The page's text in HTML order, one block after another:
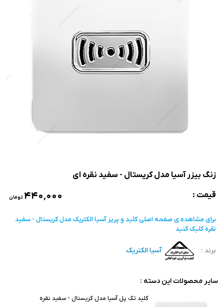
زنگ بیزر آسیا مدل کریستال - سفید نقره ای
قیمت :
۴۴۰٬۰۰۰ تومان
برای مشاهده ی صفحه اصلیکلید و پریز آسیا الکتریک مدل کریستال - سفید
نقرهکلیک کنید
برند : آسیا الکتریک
سایر محصولات این دسته :
کلید تک پل آسیا مدل کریستال - سفید نقره